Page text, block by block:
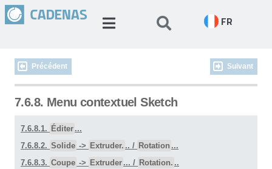
FR
Précédent Suivant
7.6.8. Menu contextuel Sketch
7.6.8.1. Éditer ...
7.6.8.2. Solide -> Extruder. .. / Rotation ...
7.6.8.3. Coupe -> Extruder ... / Rotation. ..